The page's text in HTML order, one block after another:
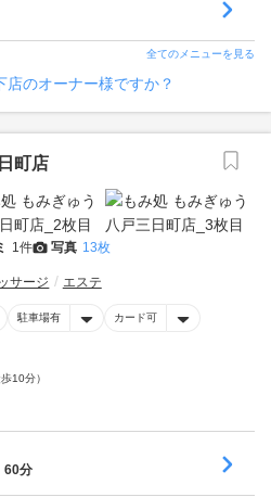
全てのメニューを見る
店のオーナー様ですか？
町店
1件 写真 13枚
サージ エステ
駐車場有 カード可
10分）
60分